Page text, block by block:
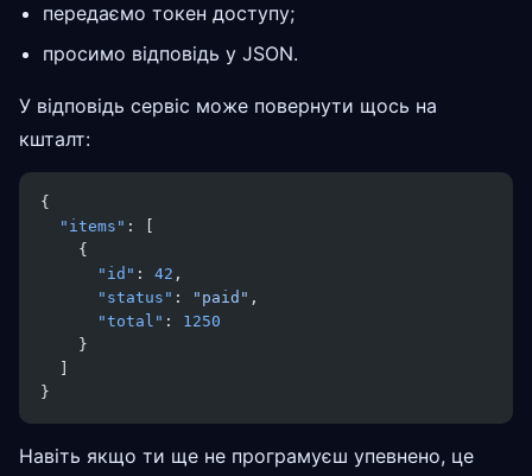
передаємо токен доступу;
просимо відповідь у JSON.
У відповідь сервіс може повернути щось на
кшталт:
{
  "items"
: [
    {
      "id"
: 42 ,
      "status"
: "paid" ,
      "total"
: 1250
    }
}
Навіть якщо ти ще не програмуєш упевнено, це